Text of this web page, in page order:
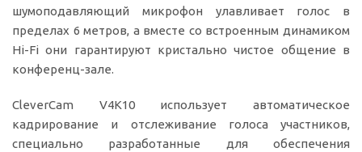
шумоподавляющий микрофон улавливает голос в
пределах 6 метров, а вместе со встроенным динамиком
Hi-Fi они гарантируют кристально чистое общение в
конференц-зале.
CleverCam V4K10 использует автоматическое
кадрирование и отслеживание голоса участников,
специально разработанные для обеспечения